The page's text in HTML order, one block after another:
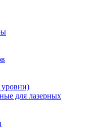
для лазерных